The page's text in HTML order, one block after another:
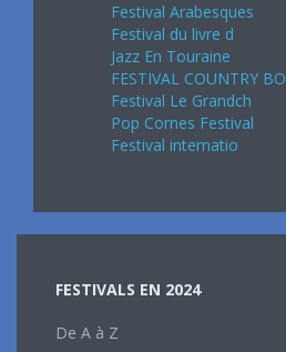
Festival Arabesques
Festival du livre d
Jazz En Touraine
FESTIVAL COUNTRY BO
Festival Le Grandch
Pop Cornes Festival
Festival internatio
FESTIVALS EN 2024
De A à Z